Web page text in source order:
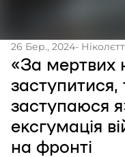
26 Бер., 2024-
«За мертвих
заступаюся
ексгумація
на фронті